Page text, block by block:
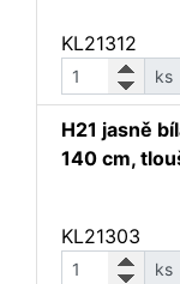
KL21312
ks
H21 jasně
140 cm,
KL21303
ks